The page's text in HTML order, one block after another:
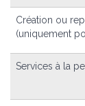
Création ou
(uniquement
Services à la